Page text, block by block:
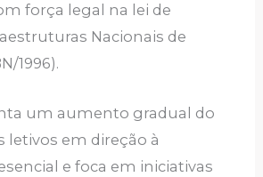
força legal na lei de
Nacionais de
1996).
um aumento gradual do
letivos em direção à
e foca em iniciativas